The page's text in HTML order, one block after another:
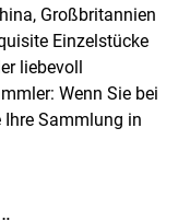
Großbritannien
Einzelstücke
liebevoll
Wenn Sie bei
Ihre Sammlung in